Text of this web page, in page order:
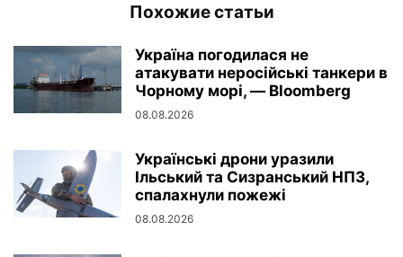
Похожие статьи
Україна погодилася не
атакувати неросійські танкери в
Чорному морі, — Bloomberg
08.08.2026
Українські дрони уразили
Ільський та Сизранський НПЗ,
спалахнули пожежі
08.08.2026